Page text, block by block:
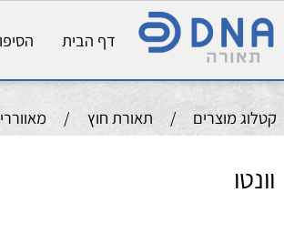
דף הבית הסיפור של DNA
/ תאורת חוץ / מאווררי תקרה